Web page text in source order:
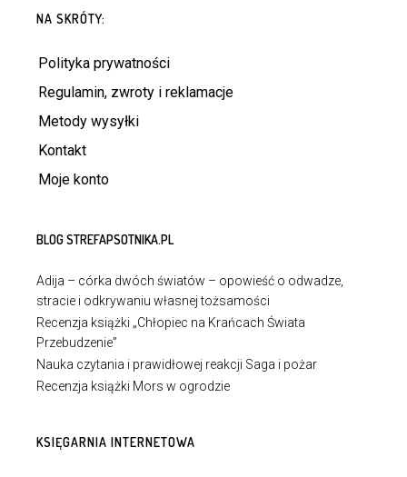
NA SKRÓTY:
Polityka prywatności
Regulamin, zwroty i reklamacje
Metody wysyłki
Kontakt
Moje konto
BLOG STREFAPSOTNIKA.PL
Adija – córka dwóch światów – opowieść o odwadze,
stracie i odkrywaniu własnej tożsamości
Recenzja książki „Chłopiec na Krańcach Świata
Przebudzenie”
Nauka czytania i prawidłowej reakcji Saga i pożar
Recenzja książki Mors w ogrodzie
KSIĘGARNIA INTERNETOWA